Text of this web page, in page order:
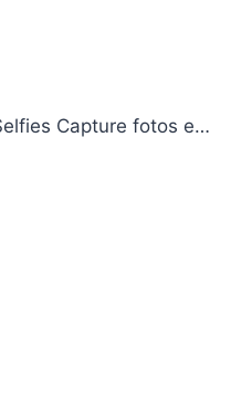
Capture fotos e…